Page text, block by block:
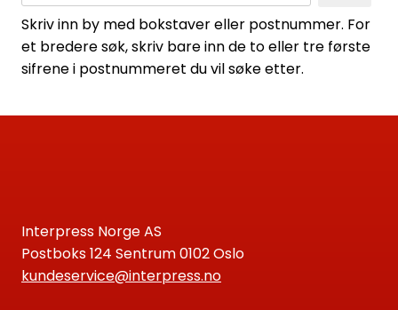
Skriv inn by med bokstaver eller postnummer. For
et bredere søk, skriv bare inn de to eller tre første
sifrene i postnummeret du vil søke etter.
Interpress Norge AS
Postboks 124 Sentrum 0102 Oslo
kundeservice@interpress.no